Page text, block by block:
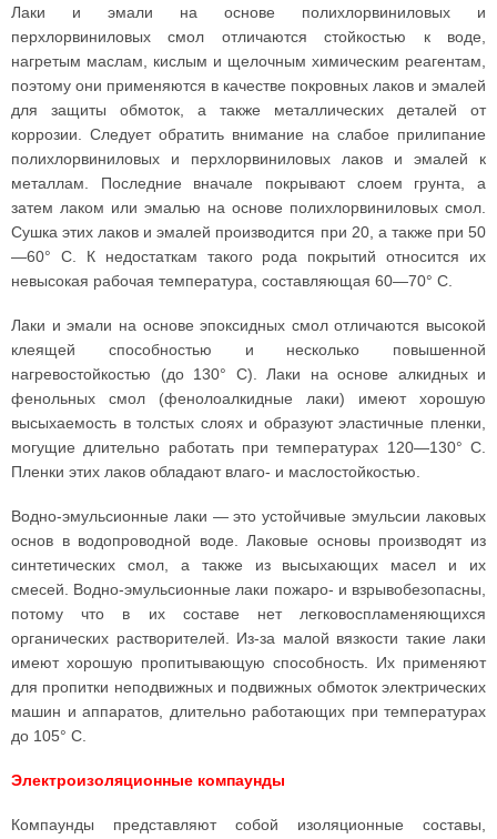
Лаки и эмали на основе полихлорвиниловых и
перхлорвиниловых смол отличаются стойкостью к воде,
нагретым маслам, кислым и щелочным химическим реагентам,
поэтому они применяются в качестве покровных лаков и эмалей
для защиты обмоток, а также металлических деталей от
коррозии. Следует обратить внимание на слабое прилипание
полихлорвиниловых и перхлорвиниловых лаков и эмалей к
металлам. Последние вначале покрывают слоем грунта, а
затем лаком или эмалью на основе полихлорвиниловых смол.
Сушка этих лаков и эмалей производится при 20, а также при 50
—60° С. К недостаткам такого рода покрытий относится их
невысокая рабочая температура, составляющая 60—70° С.
Лаки и эмали на основе эпоксидных смол отличаются высокой
клеящей способностью и несколько повышенной
нагревостойкостью (до 130° С). Лаки на основе алкидных и
фенольных смол (фенолоалкидные лаки) имеют хорошую
высыхаемость в толстых слоях и образуют эластичные пленки,
могущие длительно работать при температурах 120—130° С.
Пленки этих лаков обладают влаго- и маслостойкостью.
Водно-эмульсионные лаки — это устойчивые эмульсии лаковых
основ в водопроводной воде. Лаковые основы производят из
синтетических смол, а также из высыхающих масел и их
смесей. Водно-эмульсионные лаки пожаро- и взрывобезопасны,
потому что в их составе нет легковоспламеняющихся
органических растворителей. Из-за малой вязкости такие лаки
имеют хорошую пропитывающую способность. Их применяют
для пропитки неподвижных и подвижных обмоток электрических
машин и аппаратов, длительно работающих при температурах
до 105° С.
Электроизоляционные компаунды
Компаунды представляют собой изоляционные составы,